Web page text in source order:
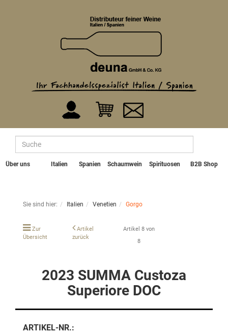
Über uns Italien Spanien Schaumwein Spirituosen B2B Shop
Sie sind hier: Italien Venetien Gorgo
Zur
Übersicht
Artikel
zurück
Artikel 8 von
8
2023 SUMMA Custoza
Superiore DOC
ARTIKEL-NR.: